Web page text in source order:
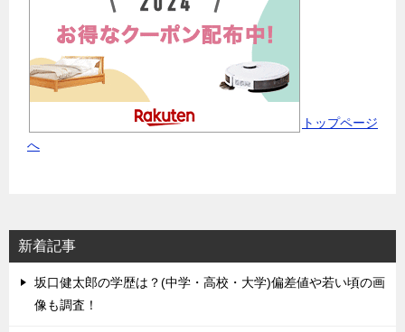
トップページ
へ
新着記事
坂口健太郎の学歴は？(中学・高校・大学)偏差値や若い頃の画
像も調査！